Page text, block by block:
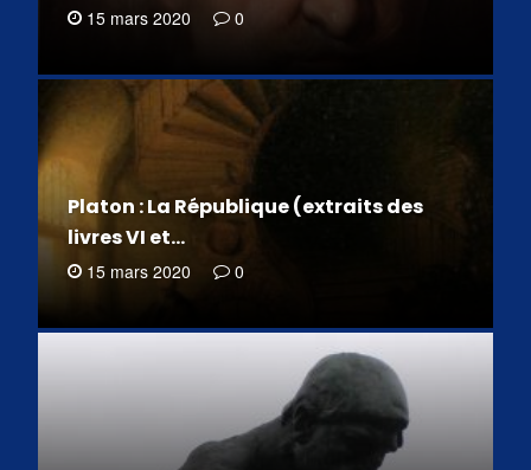
15 mars 2020 0
Platon : La République (extraits des
livres VI et…
15 mars 2020 0